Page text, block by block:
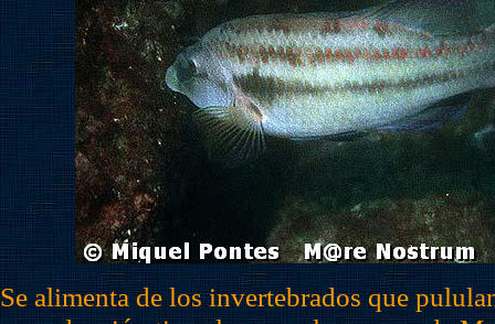
Se alimenta de los invertebrados que